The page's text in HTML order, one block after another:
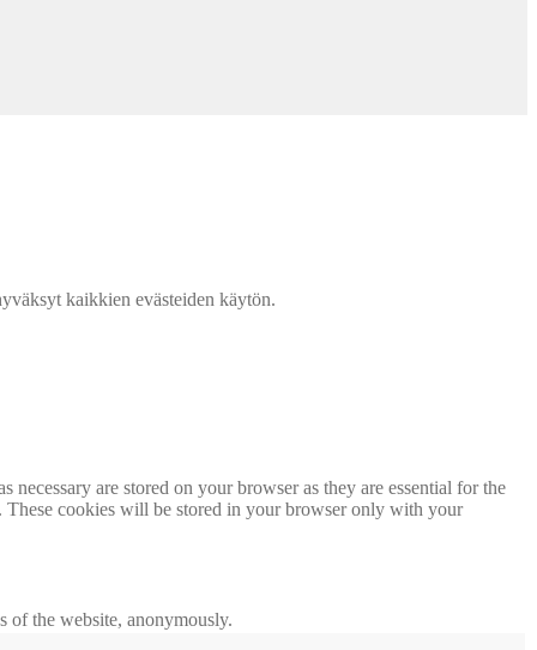
kaikkien evästeiden käytön.
are stored on your browser as they are essential for the
These cookies will be stored in your browser only with your
of the website, anonymously.